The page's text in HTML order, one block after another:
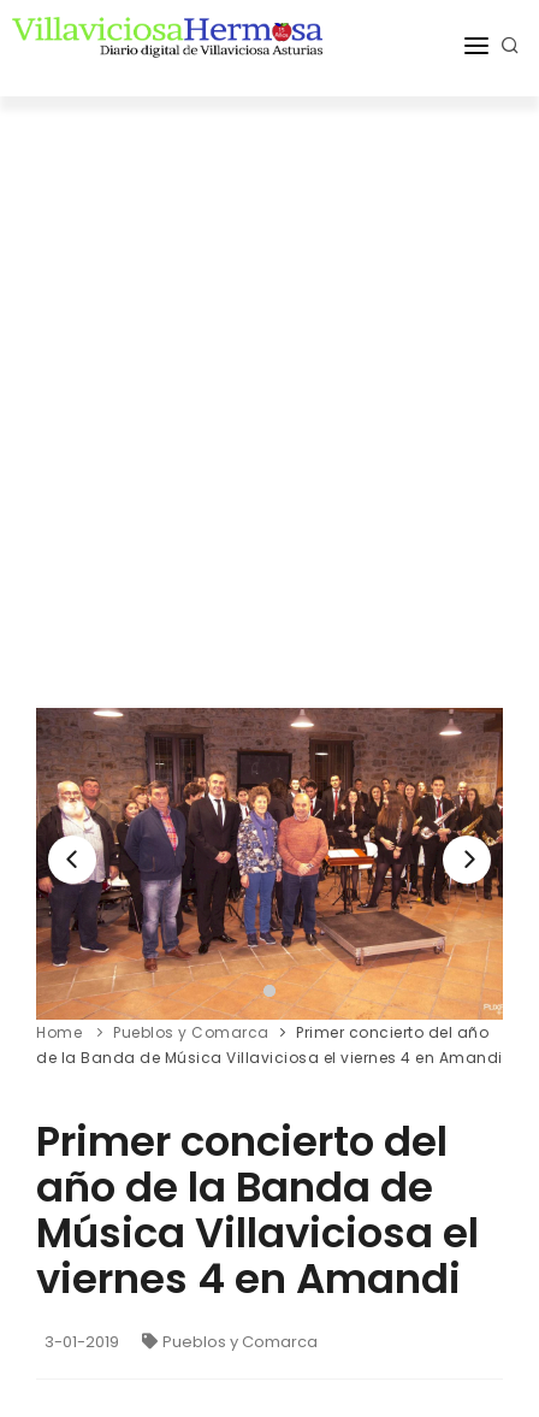
Home Pueblos y Comarca
Primer concierto del año
de la Banda de Música Villaviciosa el viernes 4 en Amandi
Primer concierto del
año de la Banda de
Música Villaviciosa el
viernes 4 en Amandi
3-01-2019 Pueblos y Comarca